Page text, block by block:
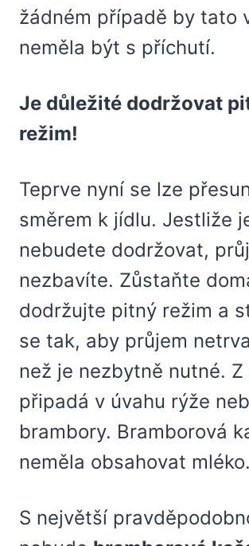
žádném případě by tato
neměla být s příchutí.
Je důležité dodržovat
režim!
Teprve nyní se lze
směrem k jídlu. Jestliže
nebudete dodržovat,
nezbavíte. Zůstaňte
dodržujte pitný režim a
se tak, aby průjem
než je nezbytně nutné. Z
připadá v úvahu rýže
brambory. Bramborová
neměla obsahovat mléko.
S největší